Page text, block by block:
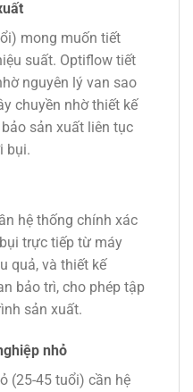
mong muốn tiết
suất. Optiflow tiết
nguyên lý van sao
chuyền nhờ thiết kế
sản xuất liên tục
bụi.
hệ thống chính xác
trực tiếp từ máy
quả, và thiết kế
bảo trì, cho phép tập
sản xuất.
nhỏ
(25-45 tuổi) cần hệ